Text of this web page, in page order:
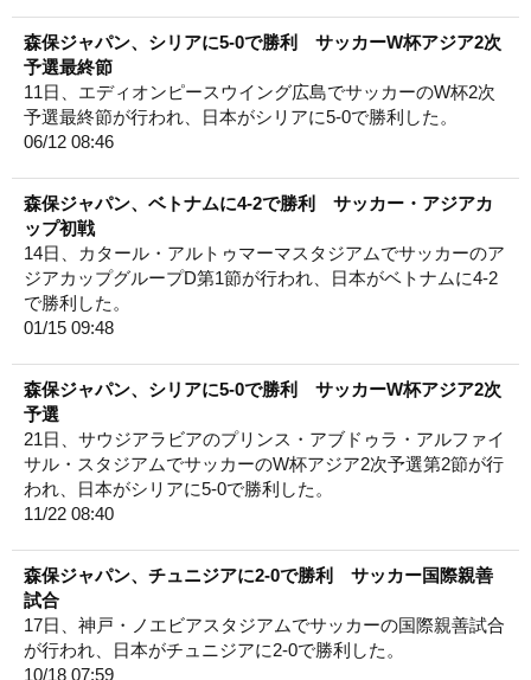
森保ジャパン、シリアに5-0で勝利 サッカーW杯アジア2次
予選最終節
11日、エディオンピースウイング広島でサッカーのW杯2次
予選最終節が行われ、日本がシリアに5-0で勝利した。
06/12 08:46
森保ジャパン、ベトナムに4-2で勝利 サッカー・アジアカ
ップ初戦
14日、カタール・アルトゥマーマスタジアムでサッカーのア
ジアカップグループD第1節が行われ、日本がベトナムに4-2
で勝利した。
01/15 09:48
森保ジャパン、シリアに5-0で勝利 サッカーW杯アジア2次
予選
21日、サウジアラビアのプリンス・アブドゥラ・アルファイ
サル・スタジアムでサッカーのW杯アジア2次予選第2節が行
われ、日本がシリアに5-0で勝利した。
11/22 08:40
森保ジャパン、チュニジアに2-0で勝利 サッカー国際親善
試合
17日、神戸・ノエビアスタジアムでサッカーの国際親善試合
が行われ、日本がチュニジアに2-0で勝利した。
10/18 07:59